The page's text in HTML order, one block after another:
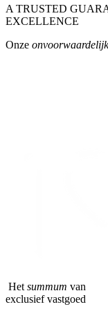
A TRUSTED
EXCELLENCE
Onze
Het summum van
exclusief vastgoed